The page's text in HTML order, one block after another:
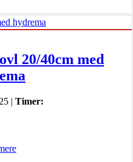
20/40cm med
| Timer: